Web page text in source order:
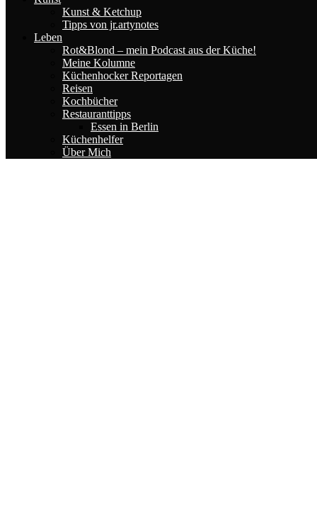
Kunst & Ketchup
Tipps von jr.artynotes
Leben
Rot&Blond – mein Podcast aus der Küche!
Meine Kolumne
Küchenhocker Reportagen
Reisen
Kochbücher
Restauranttipps
Essen in Berlin
Küchenhelfer
Über Mich